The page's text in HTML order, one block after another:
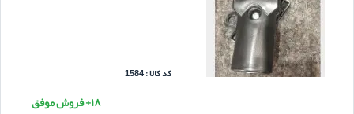
کد کالا : 1584
۱۸+ فروش موفق